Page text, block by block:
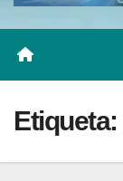
Etiqueta: